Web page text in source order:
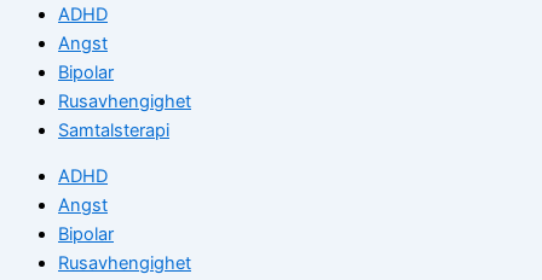
ADHD
Angst
Bipolar
Rusavhengighet
Samtalsterapi
ADHD
Angst
Bipolar
Rusavhengighet